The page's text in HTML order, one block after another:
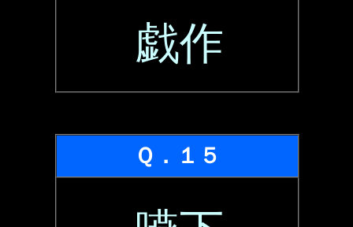
戯作
Ｑ．１５